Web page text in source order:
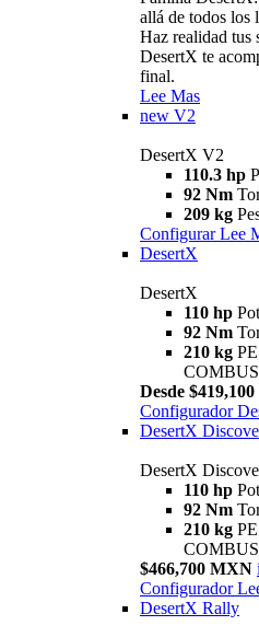
allá de todos los
Haz realidad tus
DesertX te
final.
Lee Mas
new V2
DesertX V2
110.3 hp
92 Nm
209 kg
Configurar Lee
DesertX
DesertX
110 hp
92 Nm
210 kg
Desde
Configurador
DesertX
DesertX
110 hp
92 Nm
210 kg
$466,700 MXN i
Configurador
DesertX Rally